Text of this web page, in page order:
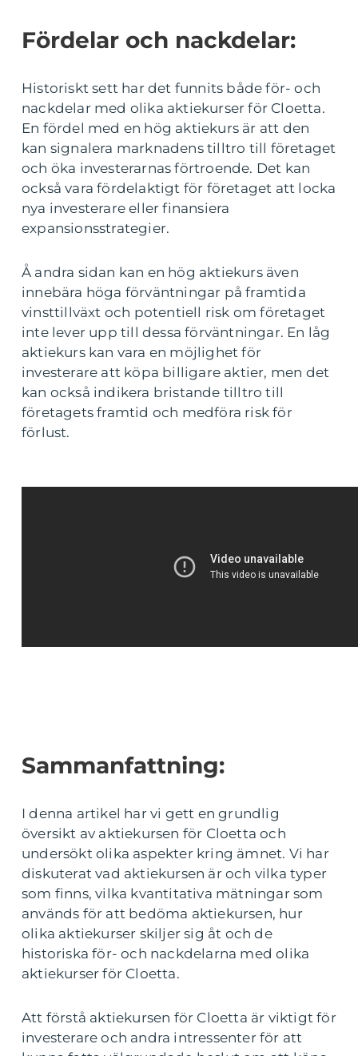
Fördelar och nackdelar:
Historiskt sett har det funnits både för- och
nackdelar med olika aktiekurser för Cloetta.
En fördel med en hög aktiekurs är att den
kan signalera marknadens tilltro till företaget
och öka investerarnas förtroende. Det kan
också vara fördelaktigt för företaget att locka
nya investerare eller finansiera
expansionsstrategier.
Å andra sidan kan en hög aktiekurs även
innebära höga förväntningar på framtida
vinsttillväxt och potentiell risk om företaget
inte lever upp till dessa förväntningar. En låg
aktiekurs kan vara en möjlighet för
investerare att köpa billigare aktier, men det
kan också indikera bristande tilltro till
företagets framtid och medföra risk för
förlust.
Sammanfattning:
I denna artikel har vi gett en grundlig
översikt av aktiekursen för Cloetta och
undersökt olika aspekter kring ämnet. Vi har
diskuterat vad aktiekursen är och vilka typer
som finns, vilka kvantitativa mätningar som
används för att bedöma aktiekursen, hur
olika aktiekurser skiljer sig åt och de
historiska för- och nackdelarna med olika
aktiekurser för Cloetta.
Att förstå aktiekursen för Cloetta är viktigt för
investerare och andra intressenter för att